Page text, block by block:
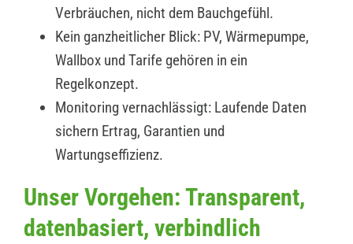
Verbräuchen, nicht dem Bauchgefühl.
Kein ganzheitlicher Blick: PV, Wärmepumpe,
Wallbox und Tarife gehören in ein
Regelkonzept.
Monitoring vernachlässigt: Laufende Daten
sichern Ertrag, Garantien und
Wartungseffizienz.
Unser Vorgehen: Transparent,
datenbasiert, verbindlich